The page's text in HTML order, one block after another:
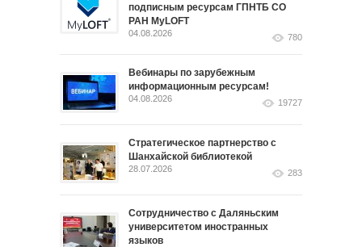
подписным ресурсам ГПНТБ СО
РАН MyLOFT
04.08.2026 780
Вебинары по зарубежным
информационным ресурсам!
04.08.2026 19727
Стратегическое партнерство с
Шанхайской библиотекой
28.07.2026 283
Сотрудничество с Даляньским
университетом иностранных
языков